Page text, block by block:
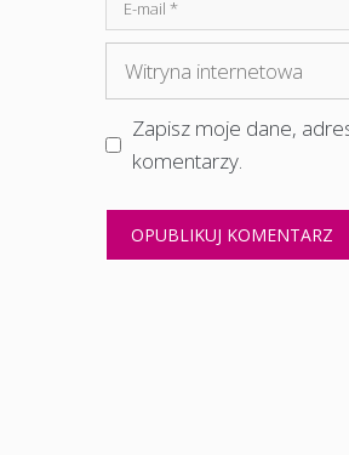
mail
Witryna
internetowa
Zapisz moje dane,
komentarzy.